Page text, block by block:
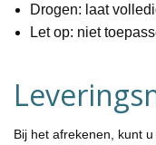
Drogen: laat
Let op: niet
Bij het afrekenen, kunt